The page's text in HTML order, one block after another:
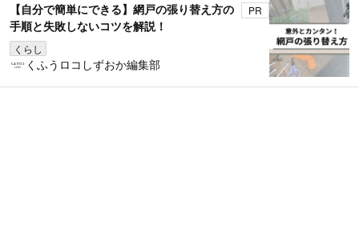
【自分で簡単にできる】網戸の張り替え方の
手順と失敗しないコツを解説！
くらし
PR
くふうロコしずおか編集部